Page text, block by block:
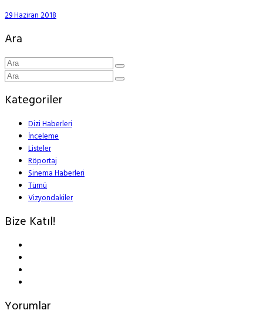
29 Haziran 2018
Ara
Kategoriler
Dizi Haberleri
İnceleme
Listeler
Röportaj
Sinema Haberleri
Tümü
Vizyondakiler
Bize Katıl!
Yorumlar